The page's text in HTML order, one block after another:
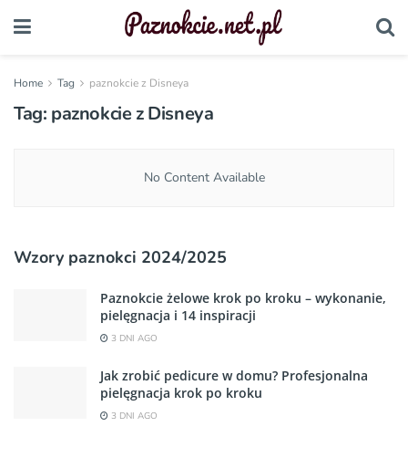
Home Tag paznokcie z Disneya
Tag: paznokcie z Disneya
No Content Available
Wzory paznokci 2024/2025
Paznokcie żelowe krok po kroku – wykonanie,
pielęgnacja i 14 inspiracji
3 DNI AGO
Jak zrobić pedicure w domu? Profesjonalna
pielęgnacja krok po kroku
3 DNI AGO